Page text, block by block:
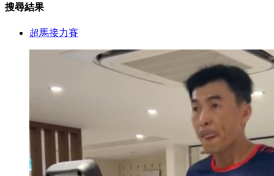
搜尋結果
超馬接力賽